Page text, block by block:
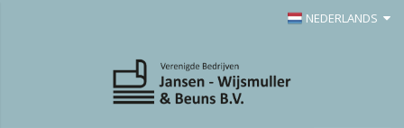
NEDERLANDS